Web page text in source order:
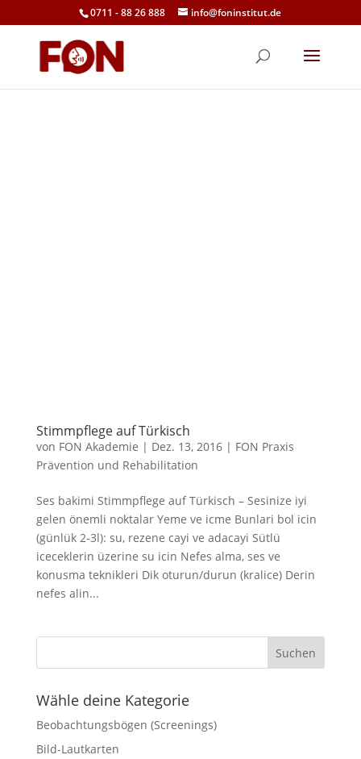
0711 - 88 26 888 info@foninstitut.de
Stimmpflege auf Türkisch
von FON Akademie | Dez. 13, 2016| FON Praxis
Prävention und Rehabilitation
Ses bakimi Stimmpflege auf Türkisch – Sesinize iyi
gelen önemli noktalar Yeme ve icme Bunlari bol icin
(günlük 2-3l): su, rezene cayi ve adacayi Sütlü
iceceklerin üzerine su icin Nefes alma, ses ve
konusma teknikleri Dik oturun/durun (kralice) Derin
nefes alin...
Wähle deine Kategorie
Beobachtungsbögen (Screenings)
Bild-Lautkarten